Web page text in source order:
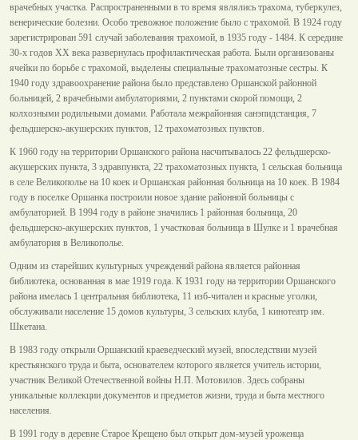
врачебных участка. Распространенными в то время являлись трахома, туберкулез,
венерические болезни. Особо тревожное положение было с трахомой. В 1924 году
зарегистрирован 591 случай заболевания трахомой, в 1935 году - 1484. К середине
30-х годов XX века развернулась профилактическая работа. Были организованы
ячейки по борьбе с трахомой, выделены специальные трахоматозные сестры. К
1940 году здравоохранение района было представлено Оршанской районной
больницей, 2 врачебными амбулаториями, 2 пунктами скорой помощи, 2
колхозными родильными домами. Работала межрайонная санэпидстанция, 7
фельдшерско-акушерских пунктов, 12 трахоматозных пунктов.
К 1960 году на территории Оршанского района насчитывалось 22 фельдшерско-
акушерских пункта, 3 здравпункта, 22 трахоматозных пункта, 1 сельская больница
в селе Великополье на 10 коек и Оршанская районная больница на 10 коек. В 1984
году в поселке Оршанка построили новое здание районной больницы с
амбулаторией. В 1994 году в районе значились 1 районная больница, 20
фельдшерско-акушерских пунктов, 1 участковая больница в Шулке и 1 врачебная
амбулатория в Великополье.
Одним из старейших культурных учреждений района является районная
библиотека, основанная в мае 1919 года. К 1931 году на территории Оршанского
района имелась 1 центральная библиотека, 11 изб-читален и красные уголки,
обслуживали население 15 домов культуры, 3 сельских клуба, 1 кинотеатр им.
Шкетана.
В 1983 году открыли Оршанский краеведческий музей, впоследствии музей
крестьянского труда и быта, основателем которого является учитель истории,
участник Великой Отечественной войны Н.П. Мотовилов. Здесь собраны
уникальные коллекции документов и предметов жизни, труда и быта местного
населения.
В 1991 году в деревне Старое Крещено был открыт дом-музей уроженца